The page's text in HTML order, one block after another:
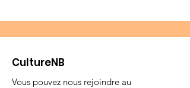
CultureNB
Vous pouvez nous rejoindre au